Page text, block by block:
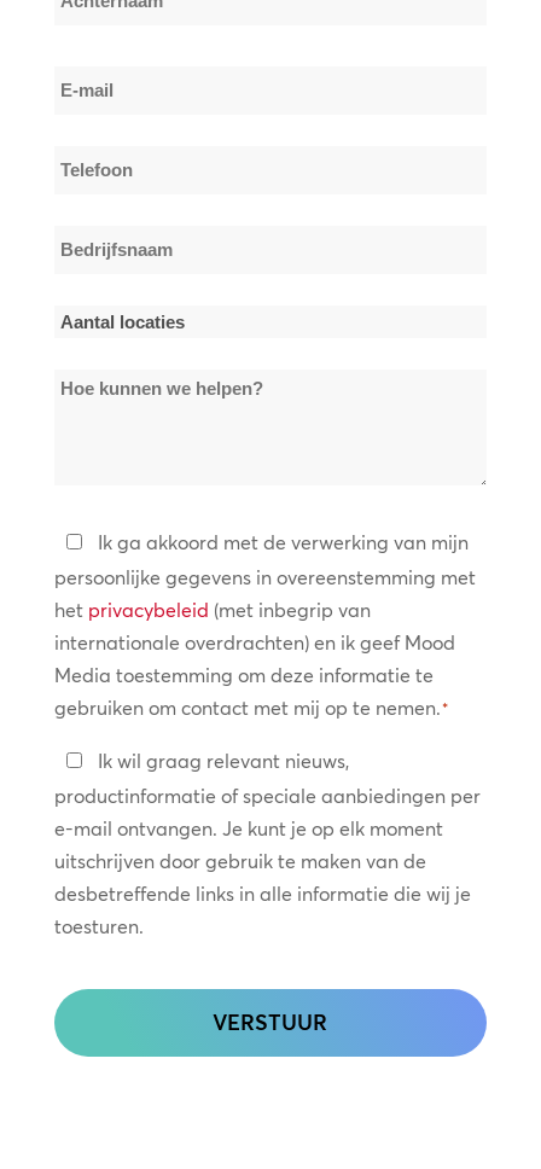
E-
Telefoon
Bedrijfsnaam
Aantal
*Hoe
Privacybeleid
*
Ik ga akkoord met de verwerking van mijn
persoonlijke gegevens in overeenstemming met
het privacybeleid (met inbegrip van
internationale overdrachten) en ik geef Mood
Media toestemming om deze informatie te
gebruiken om contact met mij op te nemen.*
Blijf
in
contact
Ik wil graag relevant nieuws,
productinformatie of speciale aanbiedingen per
e-mail ontvangen. Je kunt je op elk moment
uitschrijven door gebruik te maken van de
desbetreffende links in alle informatie die wij je
toesturen.